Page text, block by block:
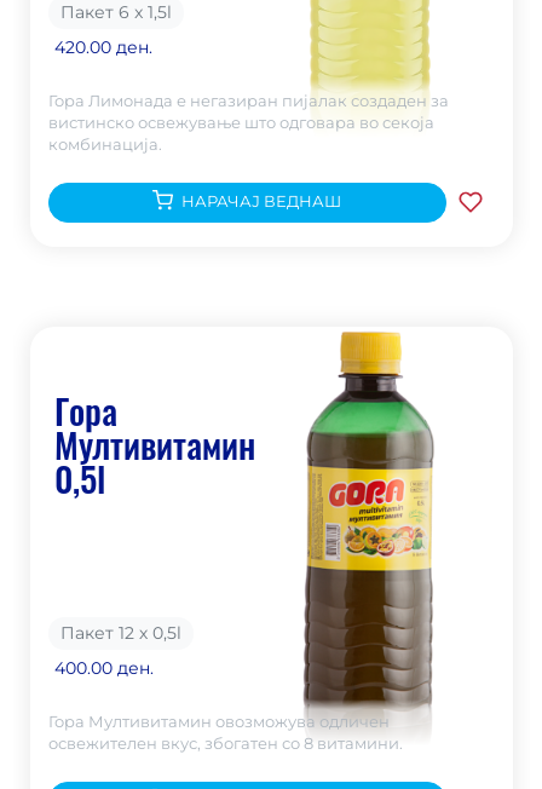
Пакет 6 x 1,5l
420.00 ден.
Гора Лимонада е негазиран пијалак создаден за
вистинско освежување што одговара во секоја
комбинација.
НАРАЧАЈ ВЕДНАШ
Гора
Мултивитамин
0,5l
Пакет 12 х 0,5l
400.00 ден.
Гора Мултивитамин овозможува одличен
освежителен вкус, збогатен со 8 витамини.